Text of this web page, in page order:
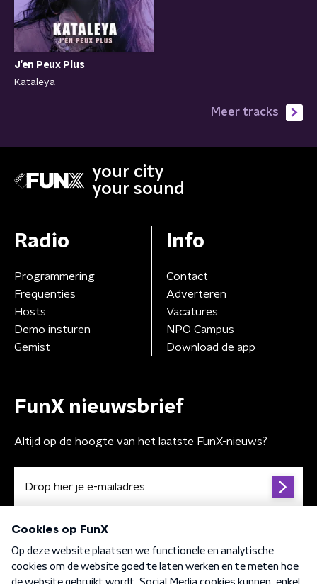
J'en Peux Plus
Kataleya
Meer tracks
your city
your sound
Radio
Programmering
Frequenties
Hosts
Demo insturen
Gemist
Info
Contact
Adverteren
Vacatures
NPO Campus
Download de app
FunX nieuwsbrief
Altijd op de hoogte van het laatste FunX-nieuws?